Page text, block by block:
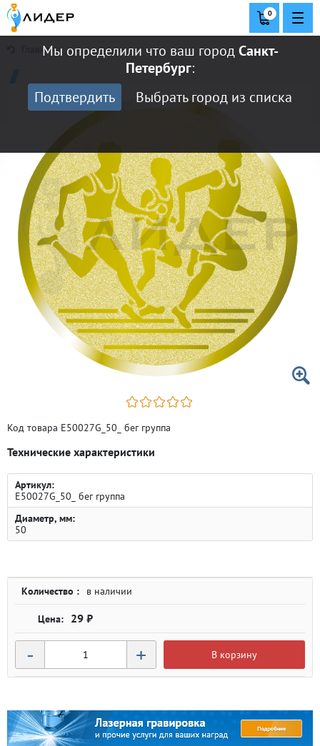
Мы определили что ваш городСанкт-
Петербург:
Подтвердить
Выбрать город из списка
0
Главная
Код товара E50027G_50_ бег группа
Технические характеристики
Артикул:
E50027G_50_ бег группа
Диаметр, мм:
50
Количество : в наличии
29 ₽
- + В корзину